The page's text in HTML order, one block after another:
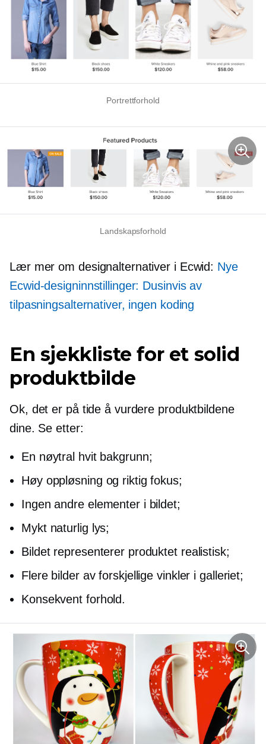
Portrettforhold
Landskapsforhold
Lær mer om designalternativer i Ecwid: Nye
Ecwid-designinnstillinger: Dusinvis av
tilpasningsalternativer, ingen koding
En sjekkliste for et solid
produktbilde
Ok, det er på tide å vurdere produktbildene
dine. Se etter:
En nøytral hvit bakgrunn;
Høy oppløsning og riktig fokus;
Ingen andre elementer i bildet;
Mykt naturlig lys;
Bildet representerer produktet realistisk;
Flere bilder av forskjellige vinkler i galleriet;
Konsekvent forhold.